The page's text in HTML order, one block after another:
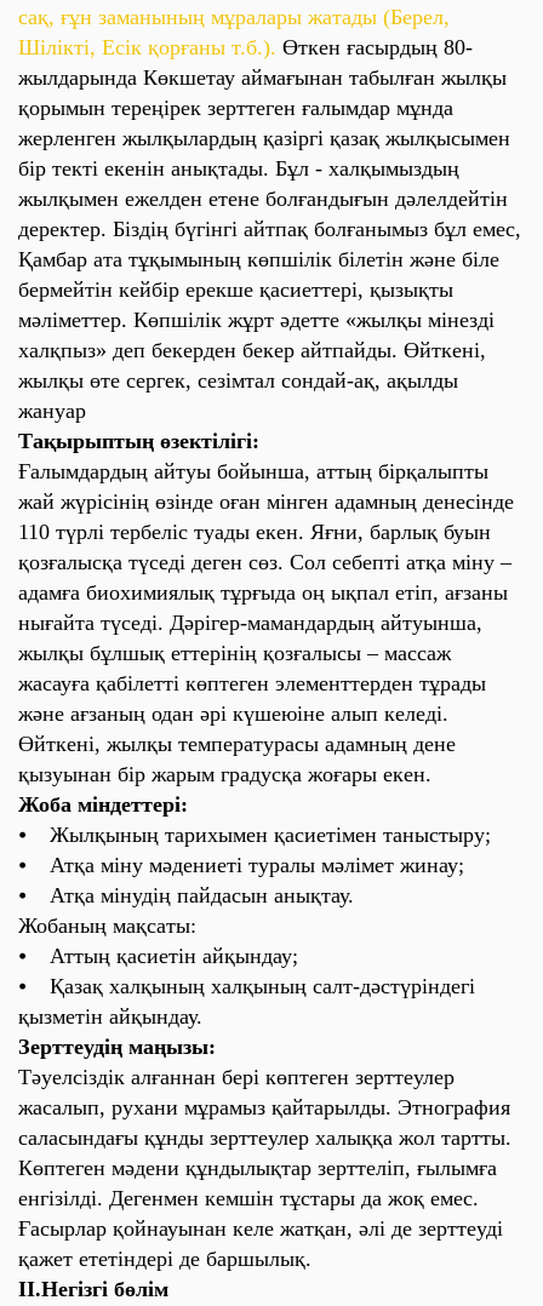
сақ, ғұн заманының мұралары жатады (Берел,
Шілікті, Есік қорғаны т.б.). Өткен ғасырдың 80-
жылдарында Көкшетау аймағынан табылған жылқы
қорымын тереңірек зерттеген ғалымдар мұнда
жерленген жылқылардың қазіргі қазақ жылқысымен
бір текті екенін анықтады. Бұл - халқымыздың
жылқымен ежелден етене болғандығын дәлелдейтін
деректер. Біздің бүгінгі айтпақ болғанымыз бұл емес,
Қамбар ата тұқымының көпшілік білетін және біле
бермейтін кейбір ерекше қасиеттері, қызықты
мәліметтер. Көпшілік жұрт әдетте «жылқы мінезді
халқпыз» деп бекерден бекер айтпайды. Өйткені,
жылқы өте сергек, сезімтал сондай-ақ, ақылды
жануар
Тақырыптың өзектілігі:
Ғалымдардың айтуы бойынша, аттың бірқалыпты
жай жүрісінің өзінде оған мінген адамның денесінде
110 түрлі тербеліс туады екен. Яғни, барлық буын
қозғалысқа түседі деген сөз. Сол себепті атқа міну –
адамға биохимиялық тұрғыда оң ықпал етіп, ағзаны
нығайта түседі. Дәрігер-мамандардың айтуынша,
жылқы бұлшық еттерінің қозғалысы – массаж
жасауға қабілетті көптеген элементтерден тұрады
және ағзаның одан әрі күшеюіне алып келеді.
Өйткені, жылқы температурасы адамның дене
қызуынан бір жарым градусқа жоғары екен.
Жоба міндеттері:
⦁ Жылқының тарихымен қасиетімен таныстыру;
⦁ Атқа міну мәдениеті туралы мәлімет жинау;
⦁ Атқа мінудің пайдасын анықтау.
Жобаның мақсаты:
⦁ Аттың қасиетін айқындау;
⦁ Қазақ халқының халқының салт-дәстүріндегі
қызметін айқындау.
Зерттеудің маңызы:
Тәуелсіздік алғаннан бері көптеген зерттеулер
жасалып, рухани мұрамыз қайтарылды. Этнография
саласындағы құнды зерттеулер халыққа жол тартты.
Көптеген мәдени құндылықтар зерттеліп, ғылымға
енгізілді. Дегенмен кемшін тұстары да жоқ емес.
Ғасырлар қойнауынан келе жатқан, әлі де зерттеуді
қажет ететіндері де баршылық.
II.Негізгі бөлім